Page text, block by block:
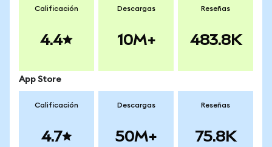
Calificación
4.4
Descargas
10M+
Reseñas
483.8K
App Store
Calificación
4.7
Descargas
50M+
Reseñas
75.8K